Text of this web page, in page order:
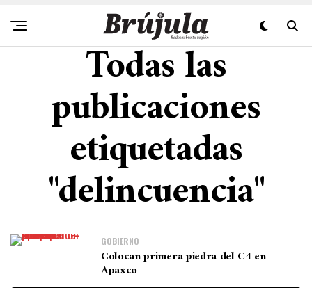
Todas las
publicaciones
etiquetadas
"delincuencia"
GOBIERNO
Colocan primera piedra del C4 en
Apaxco